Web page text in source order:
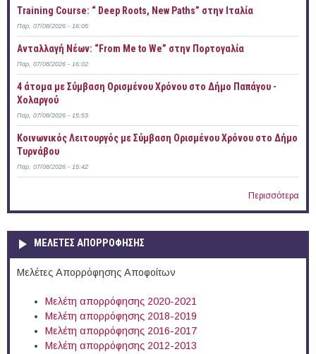
Training Course: “ Deep Roots, New Paths” στην Ιταλία
Παρ, 07/08/2026 - 16:05
Ανταλλαγή Νέων: “From Me to We” στην Πορτογαλία
Παρ, 07/08/2026 - 16:02
4 άτομα με Σύμβαση Ορισμένου Χρόνου στο Δήμο Παπάγου -
Χολαργού
Παρ, 07/08/2026 - 15:53
Κοινωνικός Λειτουργός με Σύμβαση Ορισμένου Χρόνου στο Δήμο
Τυρνάβου
Παρ, 07/08/2026 - 15:42
Περισσότερα
ΜΕΛΕΤΕΣ ΑΠΟΡΡΟΦΗΣΗΣ
Μελέτες Απορρόφησης Αποφοίτων
Μελέτη απορρόφησης 2020-2021
Μελέτη απορρόφησης 2018-2019
Μελέτη απορρόφησης 2016-2017
Μελέτη απορρόφησης 2012-2013